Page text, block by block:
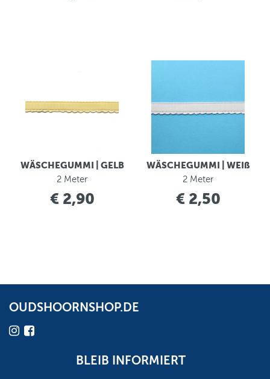
WÄSCHEGUMMI | GELB
2 Meter
€ 2,90
WÄSCHEGUMMI | WEIß
2 Meter
€ 2,50
OUDSHOORNSHOP.DE
BLEIB INFORMIERT